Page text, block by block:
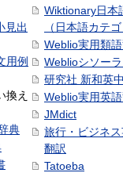
見出
用例
換え
典
Wiktionary日本
（日本語カテ
Weblio実用類
Weblioシソー
研究社 新和英
Weblio実用英
JMdict
旅行・ビジネ
翻訳
Tatoeba